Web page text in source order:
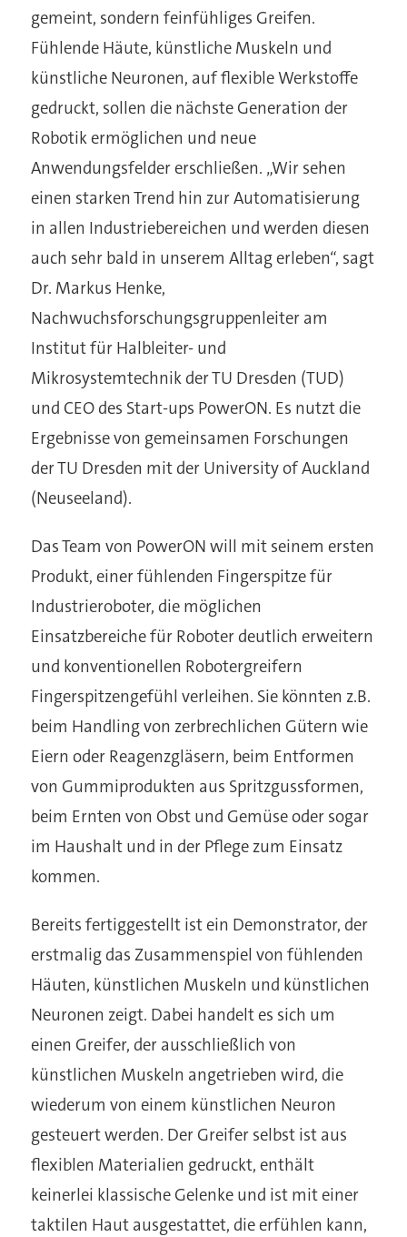
gemeint, sondern feinfühliges Greifen.
Fühlende Häute, künstliche Muskeln und
künstliche Neuronen, auf flexible Werkstoffe
gedruckt, sollen die nächste Generation der
Robotik ermöglichen und neue
Anwendungsfelder erschließen. „Wir sehen
einen starken Trend hin zur Automatisierung
in allen Industriebereichen und werden diesen
auch sehr bald in unserem Alltag erleben“, sagt
Dr. Markus Henke,
Nachwuchsforschungsgruppenleiter am
Institut für Halbleiter- und
Mikrosystemtechnik der TU Dresden (TUD)
und CEO des Start-ups PowerON. Es nutzt die
Ergebnisse von gemeinsamen Forschungen
der TU Dresden mit der University of Auckland
(Neuseeland).
Das Team von PowerON will mit seinem ersten
Produkt, einer fühlenden Fingerspitze für
Industrieroboter, die möglichen
Einsatzbereiche für Roboter deutlich erweitern
und konventionellen Robotergreifern
Fingerspitzengefühl verleihen. Sie könnten z.B.
beim Handling von zerbrechlichen Gütern wie
Eiern oder Reagenzgläsern, beim Entformen
von Gummiprodukten aus Spritzgussformen,
beim Ernten von Obst und Gemüse oder sogar
im Haushalt und in der Pflege zum Einsatz
kommen.
Bereits fertiggestellt ist ein Demonstrator, der
erstmalig das Zusammenspiel von fühlenden
Häuten, künstlichen Muskeln und künstlichen
Neuronen zeigt. Dabei handelt es sich um
einen Greifer, der ausschließlich von
künstlichen Muskeln angetrieben wird, die
wiederum von einem künstlichen Neuron
gesteuert werden. Der Greifer selbst ist aus
flexiblen Materialien gedruckt, enthält
keinerlei klassische Gelenke und ist mit einer
taktilen Haut ausgestattet, die erfühlen kann,